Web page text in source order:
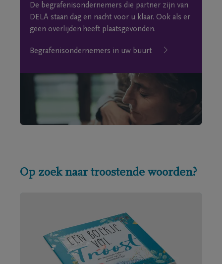
De begrafenisondernemers die partner zijn van
DELA staan dag en nacht voor u klaar. Ook als er
geen overlijden heeft plaatsgevonden.
Begrafenisondernemers in uw buurt
Op zoek naar troostende woorden?